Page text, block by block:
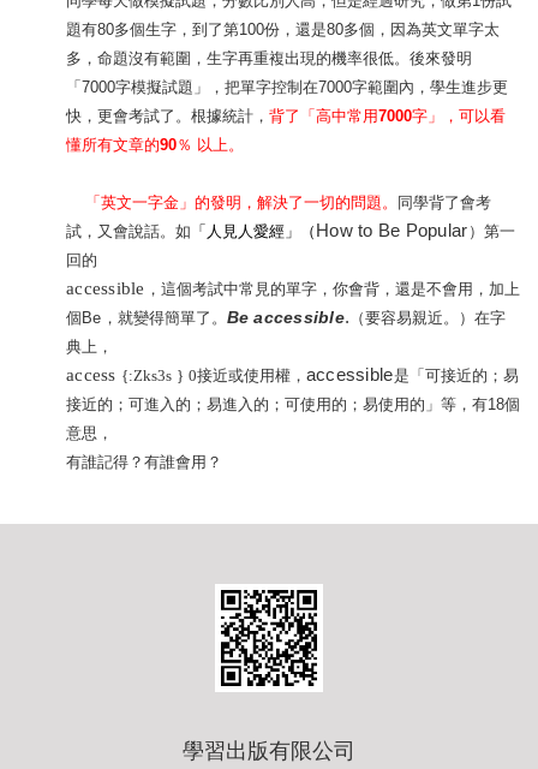
題有80多個生字，到了第100份，還是80多個，因為英文單字太
多，命題沒有範圍，生字再重複出現的機率很低。後來發明
「 7000字模擬試題」，把單字控制在7000字範圍內，學生進步更
快，更會考試了。根據統計， 背了 「 高中常用7000字 」， 可以看
懂所有文章的90％ 以上。
「 英文一字金 」 的發明 ， 解決了一切的問題。
同學背了會考
試，又會說話。如 「 人見人愛經 」（ How to Be Popular ）第一
回的
accessible ，這個考試中常見的單字，你會背，還是不會用，加上
個 Be ，就變得簡單了。 Be accessible. （要容易親近。）在字
典上，
access {:Zks3s } 0接近或使用權， accessible是 「可接近的；易
接近的；可進入的；易進入的；可使用的；易使用的」 等，有18個
意思，
有誰記得？有誰會用？
學習出版有限公司